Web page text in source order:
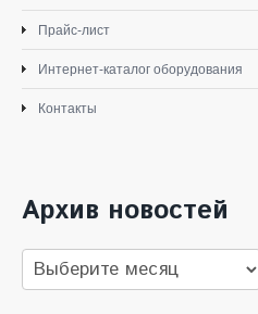
Прайс-лист
Интернет-каталог оборудования
Контакты
Архив новостей
Архив
новостей